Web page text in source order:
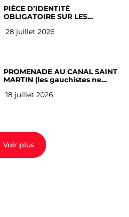
PIÈCE D’IDENTITÉ
OBLIGATOIRE SUR LES
Français
28 juillet 2026
PROMENADE AU CANAL SAINT
MARTIN (les gauchistes ne
18 juillet 2026
Voir plus